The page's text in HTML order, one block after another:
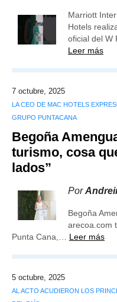
Marriott
Hotels
oficial del W
Leer más
7 octubre, 2025
LA CEO DE MAC HOTELS
GRUPO PUNTACANA
Begoña
turismo, cosa
lados”
Por
Begoña
arecoa.com
Punta Cana,… Leer más
5 octubre, 2025
AL ACTO ACUDIERON LOS